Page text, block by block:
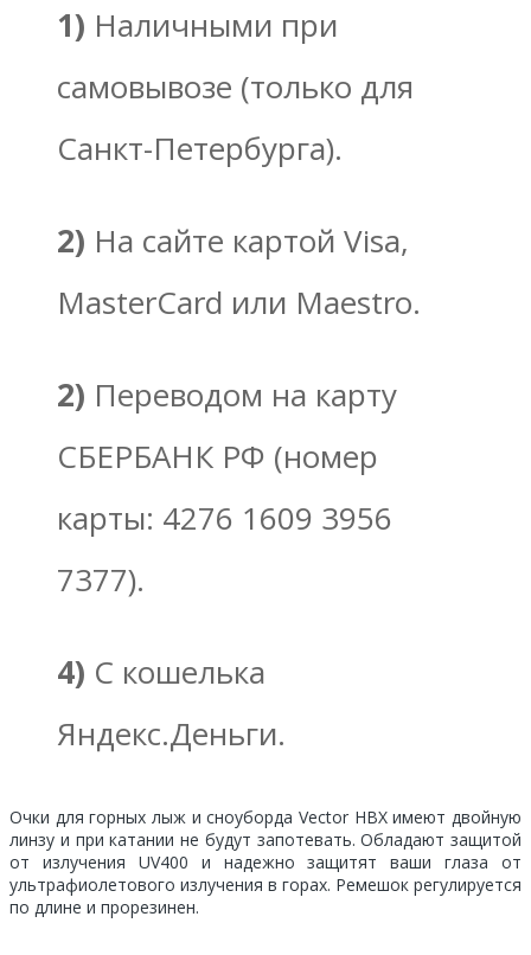
1) Наличными при
самовывозе (только для
Санкт-Петербурга).
2) На сайте картой Visa,
MasterCard или Maestro.
2) Переводом на карту
СБЕРБАНК РФ (номер
карты: 4276 1609 3956
7377).
4) С кошелька
Яндекс.Деньги.
Очки для горных лыж и сноуборда Vector HBX имеют двойную
линзу и при катании не будут запотевать. Обладают защитой
от излучения UV400 и надежно защитят ваши глаза от
ультрафиолетового излучения в горах. Ремешок регулируется
по длине и прорезинен.